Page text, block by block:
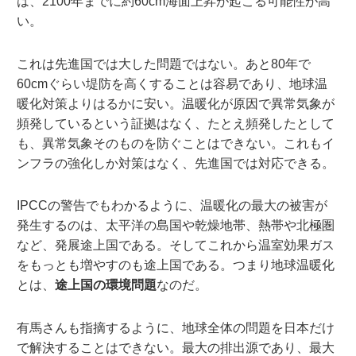
い。
これは先進国では大した問題ではない。あと80年で
60cmぐらい堤防を高くすることは容易であり、地球温
暖化対策よりはるかに安い。温暖化が原因で異常気象が
頻発しているという証拠はなく、たとえ頻発したとして
も、異常気象そのものを防ぐことはできない。これもイ
ンフラの強化しか対策はなく、先進国では対応できる。
IPCCの警告でもわかるように、温暖化の最大の被害が
発生するのは、太平洋の島国や乾燥地帯、熱帯や北極圏
など、発展途上国である。そしてこれから温室効果ガス
をもっとも増やすのも途上国である。つまり地球温暖化
とは、 途上国の環境問題なのだ。
有馬さんも指摘するように、地球全体の問題を日本だけ
で解決することはできない。最大の排出源であり、最大